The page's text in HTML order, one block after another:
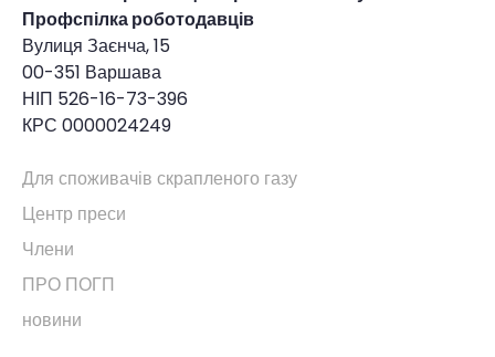
Профспілка роботодавців
Вулиця Заєнча, 15
00-351 Варшава
НІП 526-16-73-396
КРС 0000024249
Для споживачів скрапленого газу
Центр преси
Члени
ПРО ПОГП
новини